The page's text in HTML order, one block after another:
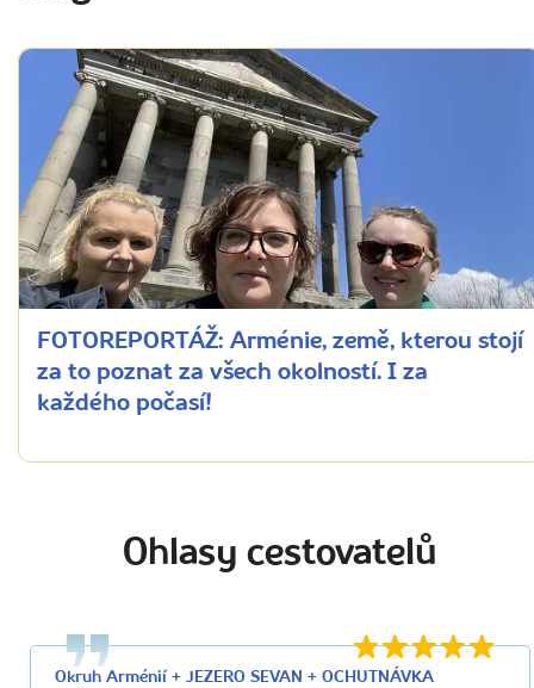
FOTOREPORTÁŽ: Arménie, země, kterou stojí
za to poznat za všech okolností. I za
každého počasí!
Ohlasy cestovatelů
Okruh Arménií + JEZERO SEVAN + OCHUTNÁVKA